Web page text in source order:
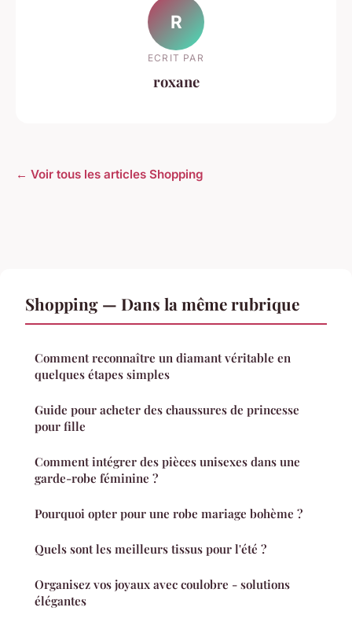
R
ECRIT PAR
roxane
← Voir tous les articles Shopping
Shopping — Dans la même rubrique
Comment reconnaître un diamant véritable en
quelques étapes simples
Guide pour acheter des chaussures de princesse
pour fille
Comment intégrer des pièces unisexes dans une
garde-robe féminine ?
Pourquoi opter pour une robe mariage bohème ?
Quels sont les meilleurs tissus pour l'été ?
Organisez vos joyaux avec coulobre - solutions
élégantes